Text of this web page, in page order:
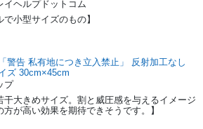
イヘルプドットコム
で小型サイズのもの】
警告 私有地につき立入禁止」 反射加工なし
ズ 30cm×45cm
プ
干大きめサイズ。割と威圧感を与えるイメージ
方が高い効果を期待できそうです。】